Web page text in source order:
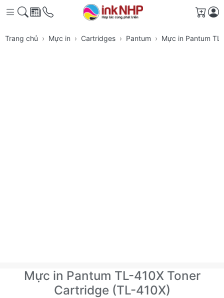
Giỏ
Trang chủ Mực in Cartridges Pantum Mực in Pantum
Mực in Pantum TL-410X Toner
Cartridge (TL-410X)